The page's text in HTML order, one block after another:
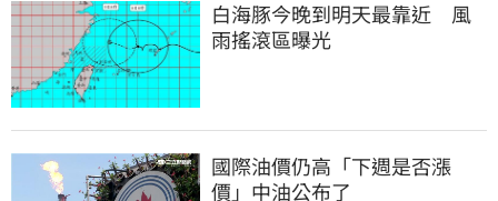
白海豚今晚到明天最靠近　風
雨搖滾區曝光
國際油價仍高「下週是否漲
價」中油公布了